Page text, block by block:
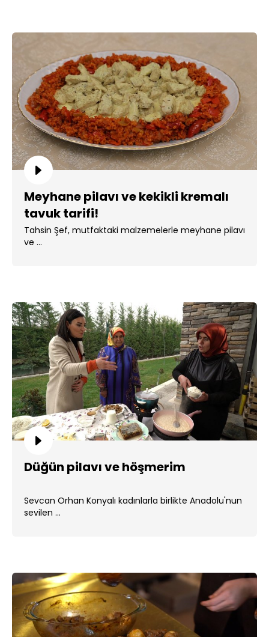
Meyhane pilavı ve kekikli kremalı
tavuk tarifi!
Tahsin Şef, mutfaktaki malzemelerle meyhane pilavı
ve ...
Düğün pilavı ve höşmerim
Sevcan Orhan Konyalı kadınlarla birlikte Anadolu'nun
sevilen ...